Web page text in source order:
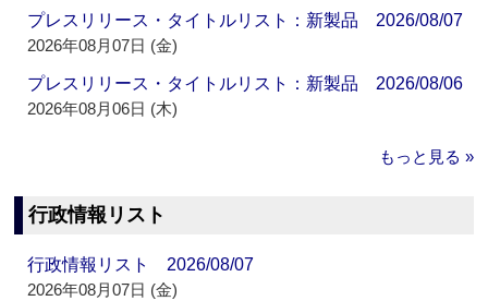
プレスリリース・タイトルリスト：新製品 2026/08/07
2026年08月07日 (金)
プレスリリース・タイトルリスト：新製品 2026/08/06
2026年08月06日 (木)
もっと見る »
行政情報リスト
行政情報リスト 2026/08/07
2026年08月07日 (金)